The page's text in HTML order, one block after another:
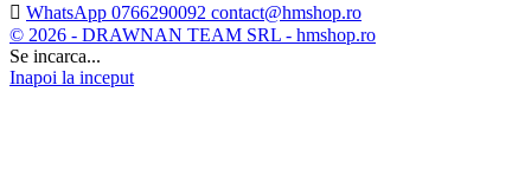
 WhatsApp 0766290092 contact@hmshop.ro
© 2026 - DRAWNAN TEAM SRL - hmshop.ro
Se incarca...
Inapoi la inceput